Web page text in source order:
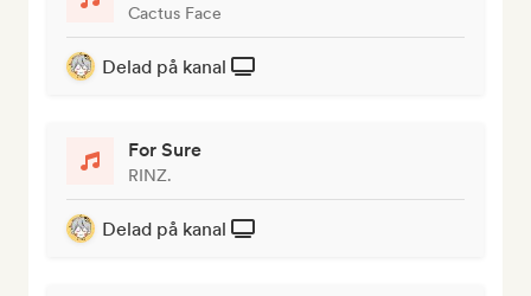
Cactus Face
Delad på kanal
For Sure
RINZ.
Delad på kanal